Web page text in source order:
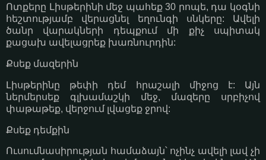
Ոտքերը Լիսթերինի մեջ պահեք 30 րոպե, դա կօգնի
հեշտությամբ վերացնել եղունգի սնկերը: Ավելի
ծանր վարակների դեպքում մի քիչ սպիտակ
քացախ ավելացրեք խառնուրդին:
Քսեք մազերին
Լիսթերինը թեփի դեմ հրաշալի միջոց է: Այն
ներմերսեք գլխամաշկի մեջ, մազերը սրբիչով
փաթաթեք, վերջում լվացեք ջրով:
Քսեք դեմքին
Ուսումնասիրության համաձայն՝ ոչինչ ավելի լավ չի